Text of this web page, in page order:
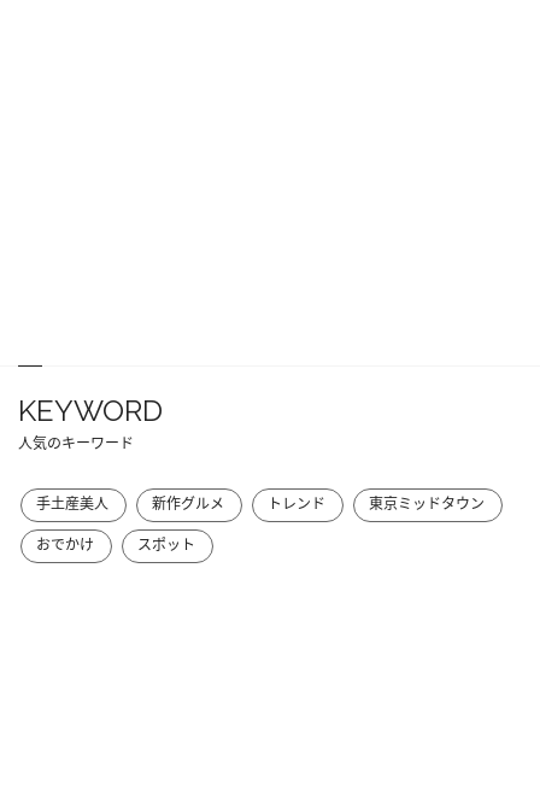
KEYWORD
人気のキーワード
手土産美人 新作グルメ トレンド
東京ミッドタウン
おでかけ
スポット